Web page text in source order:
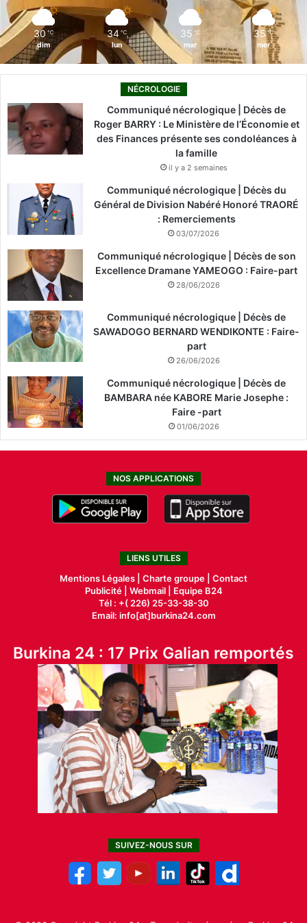
30 ℃
dim
34 ℃
lun
35 ℃
mar
35 ℃
mer
NÉCROLOGIE
Communiqué nécrologique | Décès de
Roger BARRY : Le Ministère de l’Économie et
des Finances présente ses condoléances à
la famille
il y a 2 semaines
Communiqué nécrologique | Décès du
Général de Division Nabéré Honoré TRAORÉ
: Remerciements
03/07/2026
Communiqué nécrologique | Décès de son
Excellence Dramane YAMEOGO : Faire-part
28/06/2026
Communiqué nécrologique | Décès de
SAWADOGO BERNARD WENDIKONTE : Faire-
part
26/06/2026
Communiqué nécrologique | Décès de
BAMBARA née KABORE Marie Josephe :
Faire -part
01/06/2026
NOS APPLICATIONS
LIENS UTILES
Mentions Légales | Charte groupe | Contact
Publicité| Webmail |
Equipe B24
Tél : +( 226) 25-33-38-30
Email: info[at]burkina24.com
Burkina 24 : 17 Prix Galian remportés
SUIVEZ-NOUS SUR